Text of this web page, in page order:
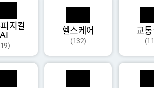
피지컬
AI
헬스케어
(132)
교